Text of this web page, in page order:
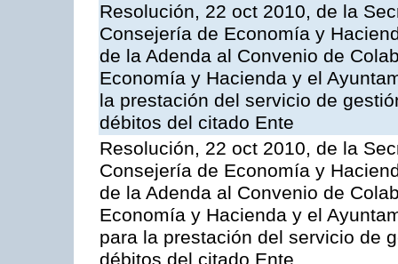
Resolución, 22 oct 2010, de la
Consejería de Economía y
de la Adenda al Convenio de
Economía y Hacienda y el
la prestación del servicio de
débitos del citado Ente
Resolución, 22 oct 2010, de la
Consejería de Economía y
de la Adenda al Convenio de
Economía y Hacienda y el
para la prestación del servicio de